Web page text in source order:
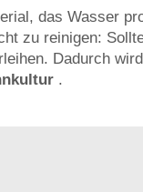
das Wasser
zu reinigen:
Dadurch
.